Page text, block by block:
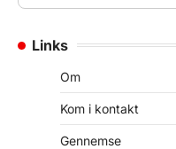
Links
Om
Kom i kontakt
Gennemse